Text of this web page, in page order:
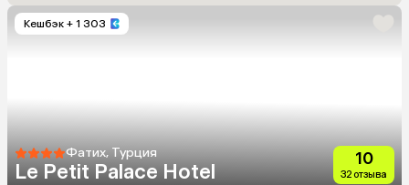
Кешбэк + 1 303
Фатих, Турция
Le Petit Palace Hotel
10
32 отзыва